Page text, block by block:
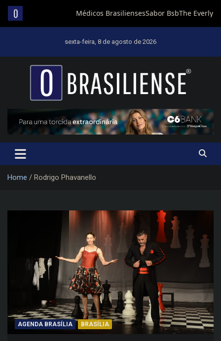
sexta-feira, 8 de agosto de 2026
Um diário de notícias que trabalha por Brasília
Home Rodrigo Phavanello
AGENDA BRASÍLIA BRASÍLIA